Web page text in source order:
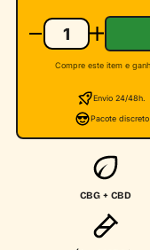
Compre este item e
Envio 24/48h.
Pacote discreto
CBG + CBD